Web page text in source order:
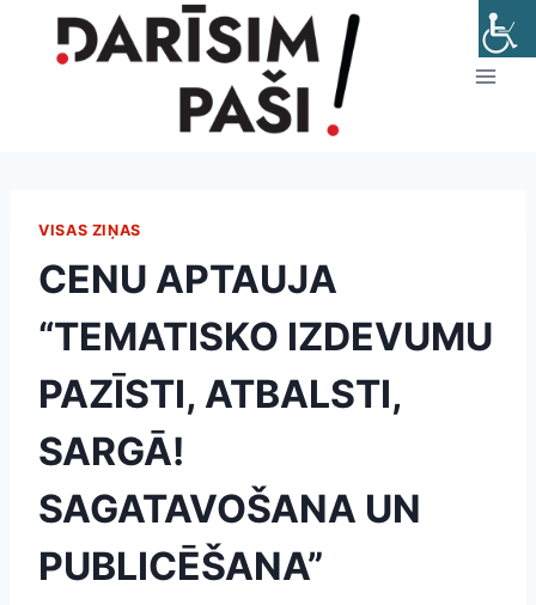
VISAS ZIŅAS
CENU APTAUJA
“TEMATISKO IZDEVUMU
PAZĪSTI, ATBALSTI,
SARGĀ!
SAGATAVOŠANA UN
PUBLICĒŠANA”